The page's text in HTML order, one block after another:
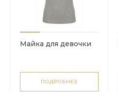
Майка для девочки
ПОДРОБНЕЕ